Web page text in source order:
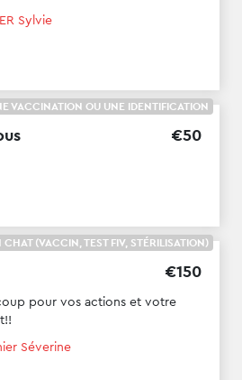
Sylvie
€50
VACCINATION OU UNE IDENTIFICATION
€150
pour vos actions et votre
Séverine
(VACCIN, TEST FIV, STÉRILISATION)